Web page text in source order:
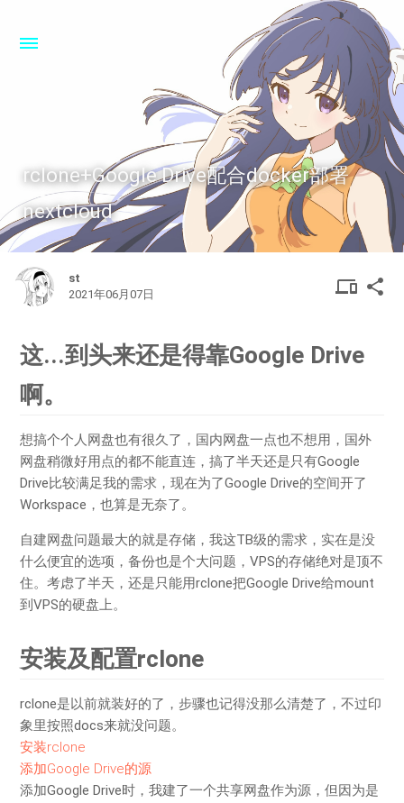
rclone+Google Drive配合docker部署
nextcloud
st
2021年06月07日
share
这...到头来还是得靠Google Drive
啊。
想搞个个人网盘也有很久了，国内网盘一点也不想用，国外
网盘稍微好用点的都不能直连，搞了半天还是只有Google
Drive比较满足我的需求，现在为了Google Drive的空间开了
Workspace，也算是无奈了。
自建网盘问题最大的就是存储，我这TB级的需求，实在是没
什么便宜的选项，备份也是个大问题，VPS的存储绝对是顶不
住。考虑了半天，还是只能用rclone把Google Drive给mount
到VPS的硬盘上。
安装及配置rclone
rclone是以前就装好的了，步骤也记得没那么清楚了，不过印
象里按照docs来就没问题。
安装rclone
添加Google Drive的源
添加Google Drive时，我建了一个共享网盘作为源，但因为是